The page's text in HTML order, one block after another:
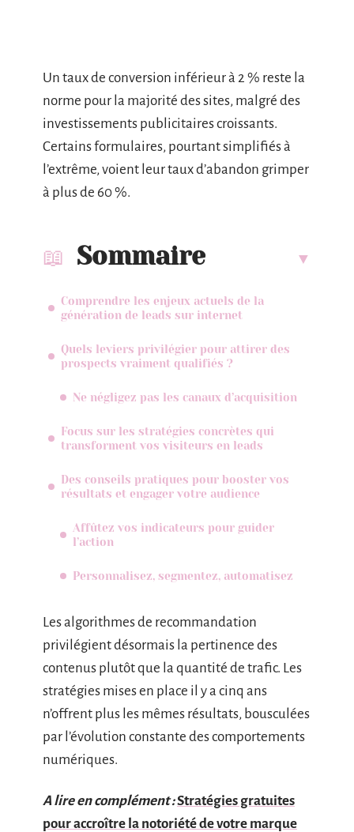
Un taux de conversion inférieur à 2 % reste la
norme pour la majorité des sites, malgré des
investissements publicitaires croissants.
Certains formulaires, pourtant simplifiés à
l’extrême, voient leur taux d’abandon grimper
à plus de 60 %.
Sommaire
Comprendre les enjeux actuels de la
génération de leads sur internet
Quels leviers privilégier pour attirer des
prospects vraiment qualifiés ?
Ne négligez pas les canaux d’acquisition
Focus sur les stratégies concrètes qui
transforment vos visiteurs en leads
Des conseils pratiques pour booster vos
résultats et engager votre audience
Affûtez vos indicateurs pour guider
l’action
Personnalisez, segmentez, automatisez
Les algorithmes de recommandation
privilégient désormais la pertinence des
contenus plutôt que la quantité de trafic. Les
stratégies mises en place il y a cinq ans
n’offrent plus les mêmes résultats, bousculées
par l’évolution constante des comportements
numériques.
A lire en complément :Stratégies gratuites
pour accroître la notoriété de votre marque